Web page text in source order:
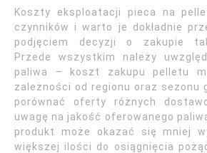
Koszty eksploatacji pieca na
czynników i warto je dokładnie
podjęciem decyzji o zakupie
Przede wszystkim należy
paliwa – koszt zakupu pelletu
zależności od regionu oraz sezonu
porównać oferty różnych
uwagę na jakość oferowanego
produkt może okazać się mniej
większej ilości do osiągnięcia